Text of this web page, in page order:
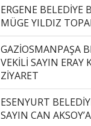
ERGENE BELEDİYE
MÜGE YILDIZ
GAZİOSMANPAŞA
VEKİLİ SAYIN ERAY
ZİYARET
ESENYURT
SAYIN CAN